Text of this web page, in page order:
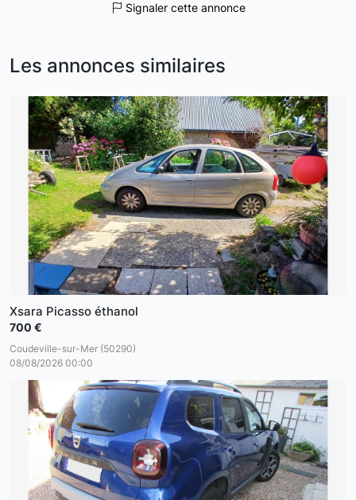
Signaler cette annonce
Les annonces similaires
Xsara Picasso éthanol
700 €
Coudeville-sur-Mer (50290)
08/08/2026 00:00